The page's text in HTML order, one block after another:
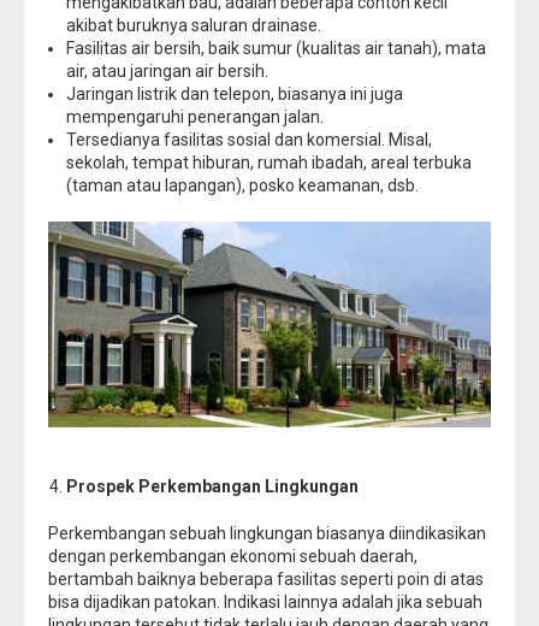
akibat buruknya saluran drainase.
Fasilitas air bersih, baik sumur (kualitas air tanah), mata
air, atau jaringan air bersih.
Jaringan listrik dan telepon, biasanya ini juga
mempengaruhi penerangan jalan.
Tersedianya fasilitas sosial dan komersial. Misal,
sekolah, tempat hiburan, rumah ibadah, areal terbuka
(taman atau lapangan), posko keamanan, dsb.
Prospek Perkembangan Lingkungan
Perkembangan sebuah lingkungan biasanya diindikasikan
dengan perkembangan ekonomi sebuah daerah,
bertambah baiknya beberapa fasilitas seperti poin di atas
bisa dijadikan patokan. Indikasi lainnya adalah jika sebuah